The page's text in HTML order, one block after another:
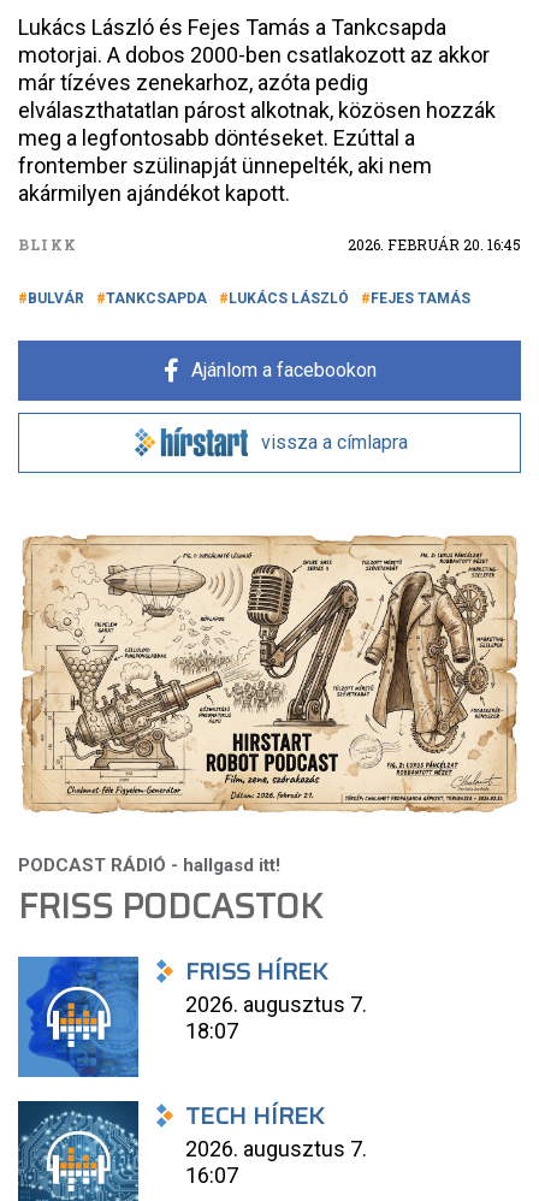
Lukács László és Fejes Tamás a Tankcsapda
motorjai. A dobos 2000-ben csatlakozott az akkor
már tízéves zenekarhoz, azóta pedig
elválaszthatatlan párost alkotnak, közösen hozzák
meg a legfontosabb döntéseket. Ezúttal a
frontember szülinapját ünnepelték, aki nem
akármilyen ajándékot kapott.
BLIKK 2026. FEBRUÁR 20. 16:45
BULVÁR TANKCSAPDA LUKÁCS LÁSZLÓ FEJES TAMÁS
Ajánlom a facebookon
vissza a címlapra
FRISS PODCASTOK
FRISS HÍREK
2026. augusztus 7.
18:07
TECH HÍREK
2026. augusztus 7.
16:07